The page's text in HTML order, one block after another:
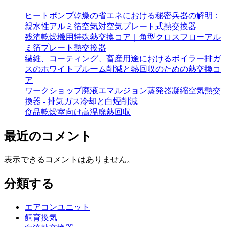
ヒートポンプ乾燥の省エネにおける秘密兵器の解明：
親水性アルミ箔空気対空気プレート式熱交換器
残渣乾燥機用特殊熱交換コア｜角型クロスフローアル
ミ箔プレート熱交換器
繊維、コーティング、畜産用途におけるボイラー排ガ
スのホワイトプルーム削減と熱回収のための熱交換コ
ア
ワークショップ廃液エマルジョン蒸発器凝縮空気熱交
換器 - 排気ガス冷却と白煙削減
食品乾燥室向け高温廃熱回収
最近のコメント
表示できるコメントはありません。
分類する
エアコンユニット
飼育換気